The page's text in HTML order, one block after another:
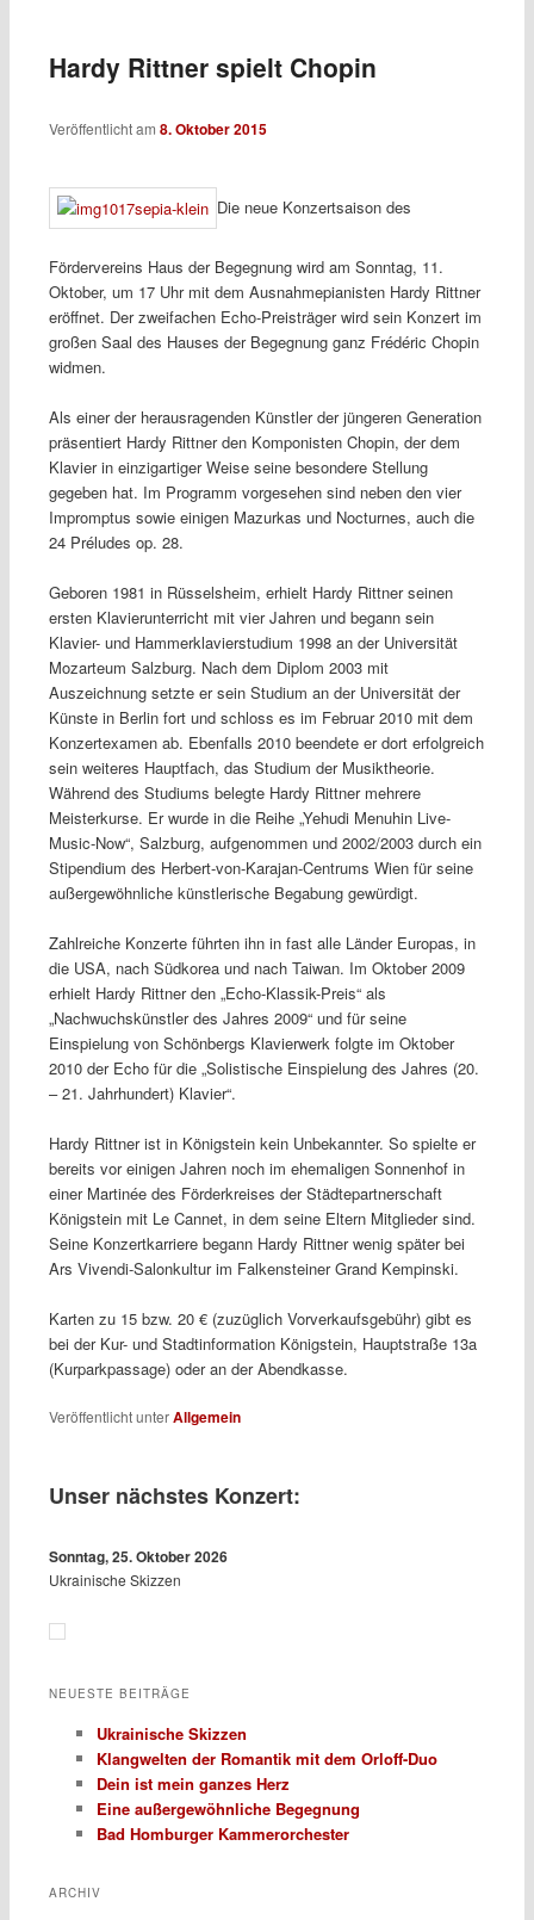
Hardy Rittner spielt Chopin
Veröffentlicht am 8. Oktober 2015
Die neue Konzertsaison des
Fördervereins Haus der Begegnung wird am Sonntag, 11.
Oktober, um 17 Uhr mit dem Ausnahmepianisten Hardy Rittner
eröffnet. Der zweifachen Echo-Preisträger wird sein Konzert im
großen Saal des Hauses der Begegnung ganz Frédéric Chopin
widmen.
Als einer der herausragenden Künstler der jüngeren Generation
präsentiert Hardy Rittner den Komponisten Chopin, der dem
Klavier in einzigartiger Weise seine besondere Stellung
gegeben hat. Im Programm vorgesehen sind neben den vier
Impromptus sowie einigen Mazurkas und Nocturnes, auch die
24 Préludes op. 28.
Geboren 1981 in Rüsselsheim, erhielt Hardy Rittner seinen
ersten Klavierunterricht mit vier Jahren und begann sein
Klavier- und Hammerklavierstudium 1998 an der Universität
Mozarteum Salzburg. Nach dem Diplom 2003 mit
Auszeichnung setzte er sein Studium an der Universität der
Künste in Berlin fort und schloss es im Februar 2010 mit dem
Konzertexamen ab. Ebenfalls 2010 beendete er dort erfolgreich
sein weiteres Hauptfach, das Studium der Musiktheorie.
Während des Studiums belegte Hardy Rittner mehrere
Meisterkurse. Er wurde in die Reihe „Yehudi Menuhin Live-
Music-Now“, Salzburg, aufgenommen und 2002/2003 durch ein
Stipendium des Herbert-von-Karajan-Centrums Wien für seine
außergewöhnliche künstlerische Begabung gewürdigt.
Zahlreiche Konzerte führten ihn in fast alle Länder Europas, in
die USA, nach Südkorea und nach Taiwan. Im Oktober 2009
erhielt Hardy Rittner den „Echo-Klassik-Preis“ als
„Nachwuchskünstler des Jahres 2009“ und für seine
Einspielung von Schönbergs Klavierwerk folgte im Oktober
2010 der Echo für die „Solistische Einspielung des Jahres (20.
– 21. Jahrhundert) Klavier“.
Hardy Rittner ist in Königstein kein Unbekannter. So spielte er
bereits vor einigen Jahren noch im ehemaligen Sonnenhof in
einer Martinée des Förderkreises der Städtepartnerschaft
Königstein mit Le Cannet, in dem seine Eltern Mitglieder sind.
Seine Konzertkarriere begann Hardy Rittner wenig später bei
Ars Vivendi-Salonkultur im Falkensteiner Grand Kempinski.
Karten zu 15 bzw. 20 € (zuzüglich Vorverkaufsgebühr) gibt es
bei der Kur- und Stadtinformation Königstein, Hauptstraße 13a
(Kurparkpassage) oder an der Abendkasse.
Veröffentlicht unterAllgemein
Unser nächstes Konzert:
Sonntag, 25. Oktober 2026
Ukrainische Skizzen
NEUESTE BEITRÄGE
Ukrainische Skizzen
Klangwelten der Romantik mit dem Orloff-Duo
Dein ist mein ganzes Herz
Eine außergewöhnliche Begegnung
Bad Homburger Kammerorchester
ARCHIV